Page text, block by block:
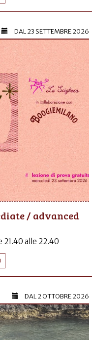
DAL23 SETTEMBRE 2026
/ advanced
21.40 alle 22.40
DAL2 OTTOBRE 2026